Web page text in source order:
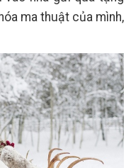
ma thuật của mình,